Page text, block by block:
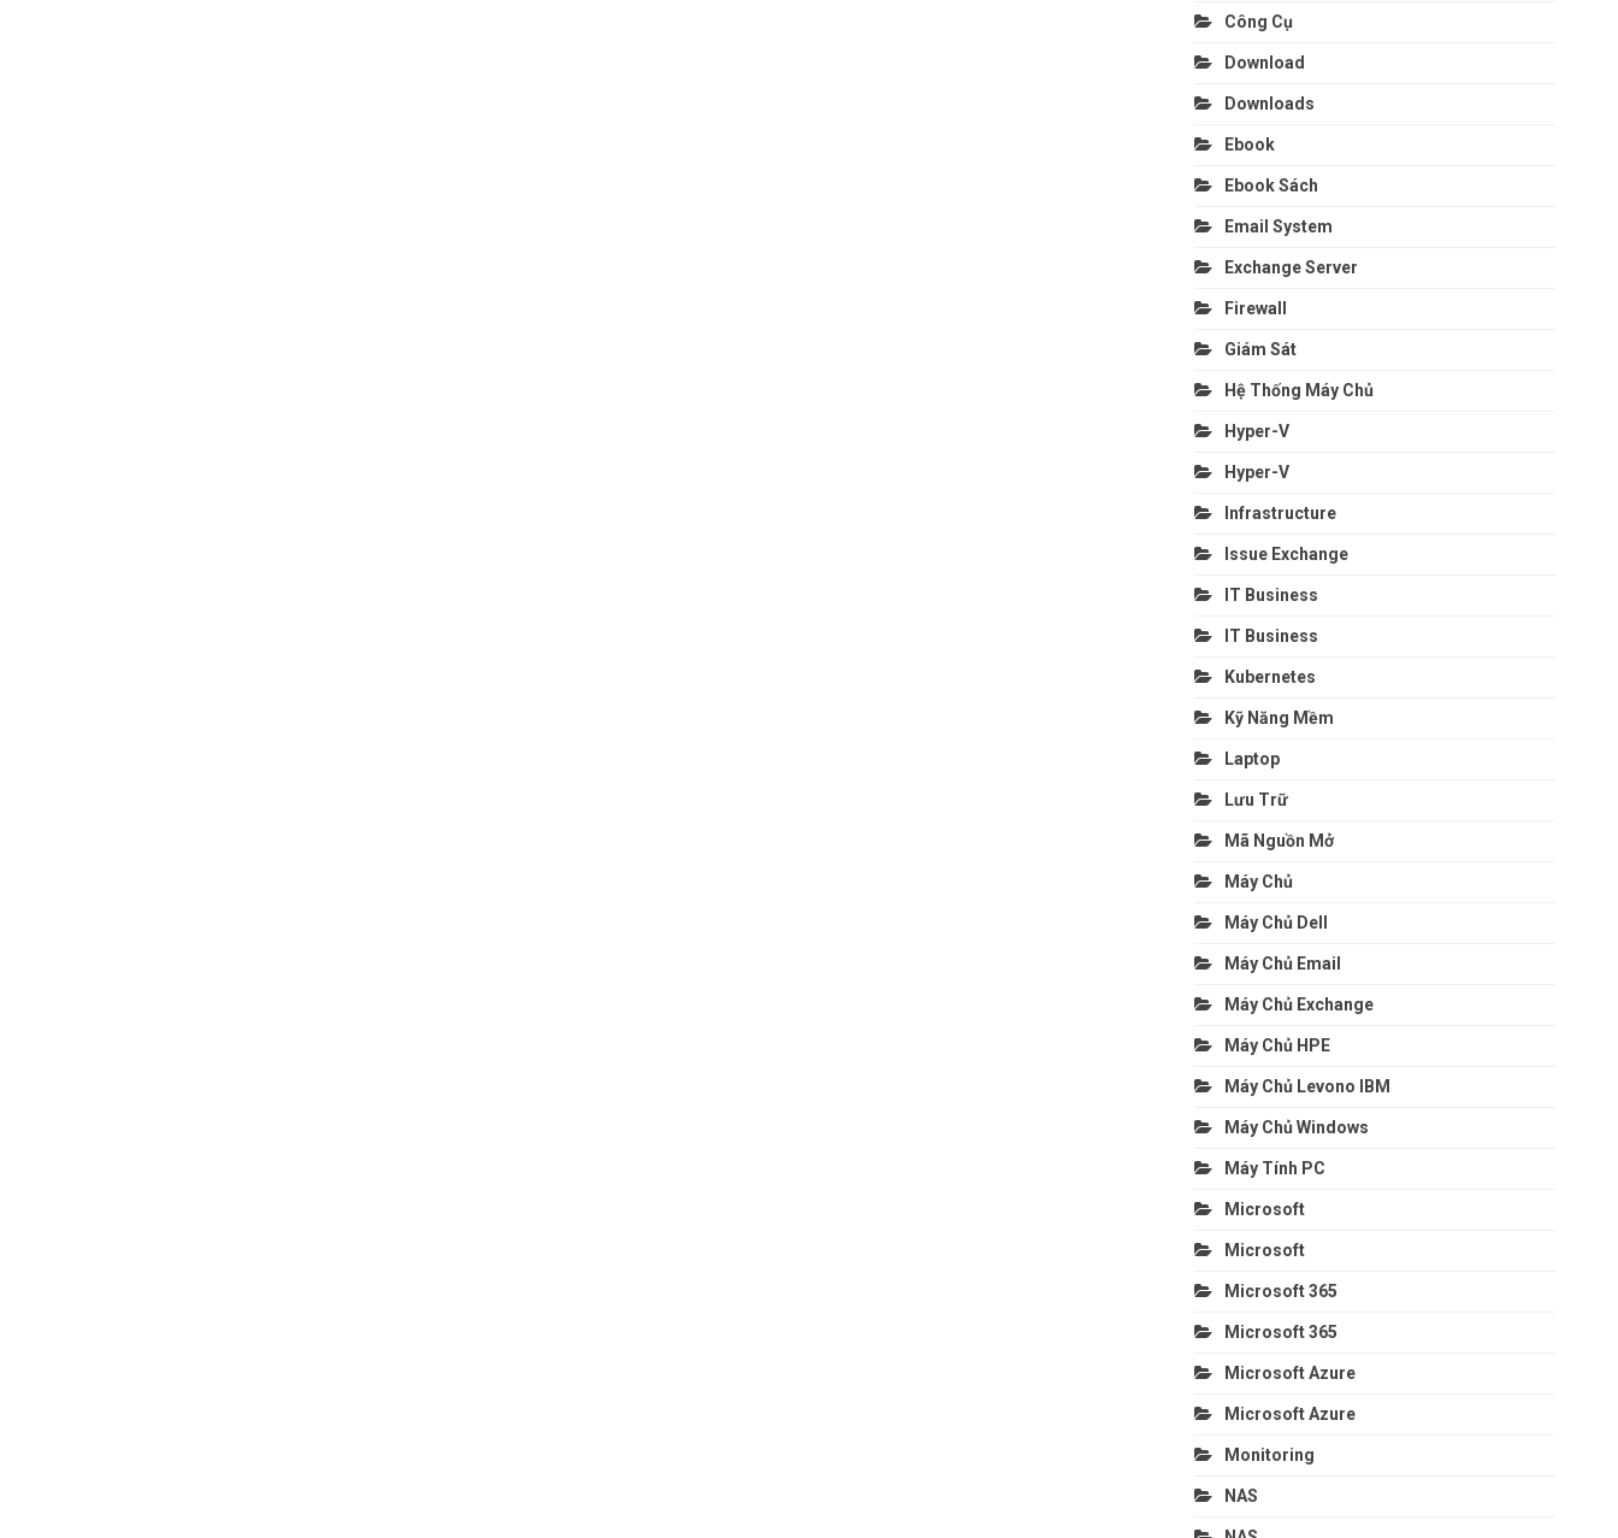
Công Cụ
Download
Downloads
Ebook
Ebook Sách
Email System
Exchange Server
Firewall
Giám Sát
Hệ Thống Máy Chủ
Hyper-V
Hyper-V
Infrastructure
Issue Exchange
IT Business
IT Business
Kubernetes
Kỹ Năng Mềm
Laptop
Lưu Trữ
Mã Nguồn Mở
Máy Chủ
Máy Chủ Dell
Máy Chủ Email
Máy Chủ Exchange
Máy Chủ HPE
Máy Chủ Levono IBM
Máy Chủ Windows
Máy Tính PC
Microsoft
Microsoft
Microsoft 365
Microsoft 365
Microsoft Azure
Microsoft Azure
Monitoring
NAS